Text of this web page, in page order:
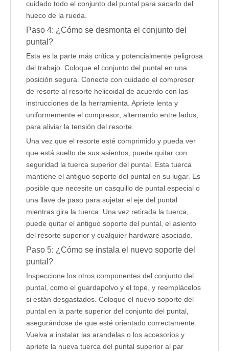
cuidado todo el conjunto del puntal para sacarlo del
hueco de la rueda.
Paso 4: ¿Cómo se desmonta el conjunto del
puntal?
Esta es la parte más crítica y potencialmente peligrosa
del trabajo. Coloque el conjunto del puntal en una
posición segura. Conecte con cuidado el compresor
de resorte al resorte helicoidal de acuerdo con las
instrucciones de la herramienta. Apriete lenta y
uniformemente el compresor, alternando entre lados,
para aliviar la tensión del resorte.
Una vez que el resorte esté comprimido y pueda ver
que está suelto de sus asientos, puede quitar con
seguridad la tuerca superior del puntal. Esta tuerca
mantiene el antiguo soporte del puntal en su lugar. Es
posible que necesite un casquillo de puntal especial o
una llave de paso para sujetar el eje del puntal
mientras gira la tuerca. Una vez retirada la tuerca,
puede quitar el antiguo soporte del puntal, el asiento
del resorte superior y cualquier hardware asociado.
Paso 5: ¿Cómo se instala el nuevo soporte del
puntal?
Inspeccione los otros componentes del conjunto del
puntal, como el guardapolvo y el tope, y reemplácelos
si están desgastados. Coloque el nuevo soporte del
puntal en la parte superior del conjunto del puntal,
asegurándose de que esté orientado correctamente.
Vuelva a instalar las arandelas o los accesorios y
apriete la nueva tuerca del puntal superior al par